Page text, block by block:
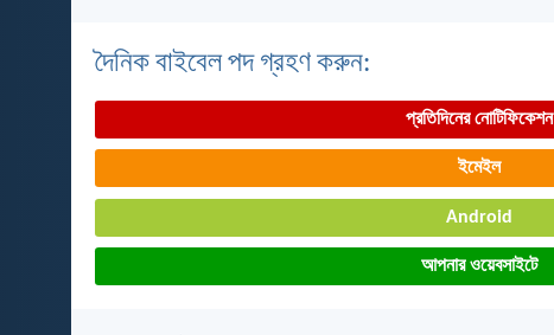
দৈনিক বাইবেল পদ গ্রহণ করুন:
প্রতিদিনের নোটিফিকেশন
ইমেইল
Android
আপনার ওয়েবসাইটে